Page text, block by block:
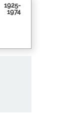
1925-
1974